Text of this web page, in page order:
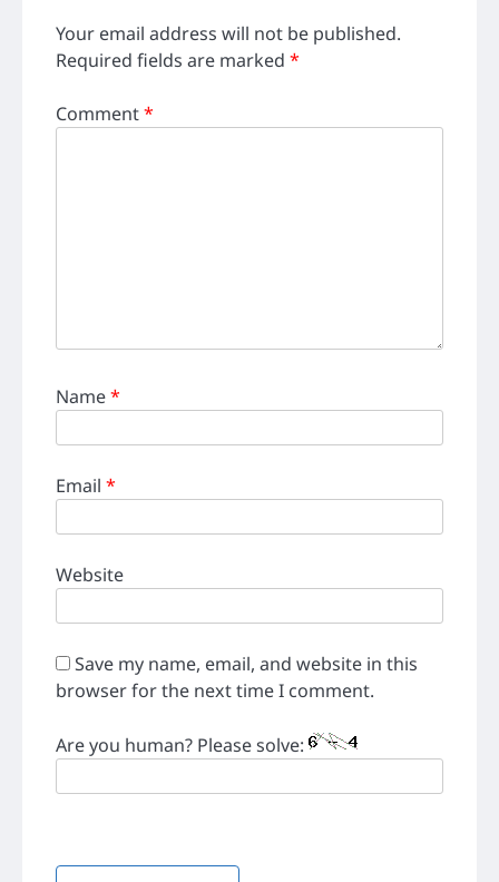
Your email address will not be published.
Required fields are marked *
Comment*
Name*
Email *
Website
Save my name, email, and website in this
browser for the next time I comment.
Are you human? Please solve: